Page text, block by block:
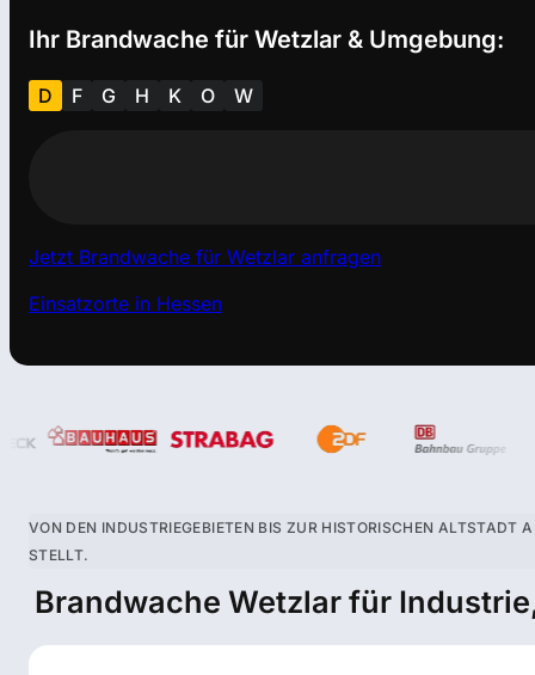
Ihr Brandwache für Wetzlar & Umgebung:
D F G H K O W
Jetzt Brandwache für Wetzlar anfragen
Einsatzorte in Hessen
VON DEN INDUSTRIEGEBIETEN BIS ZUR HISTORISCHEN ALTSTADT
STELLT.
Brandwache Wetzlar für